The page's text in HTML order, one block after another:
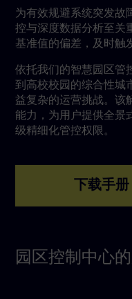
为有效规避系统突发故
控与深度数据分析至
基准值的偏差，及时触
依托我们的智慧园区管
到高校校园的综合性城
益复杂的运营挑战。该
能力，为用户提供全景
级精细化管控权限。
园区控制中心